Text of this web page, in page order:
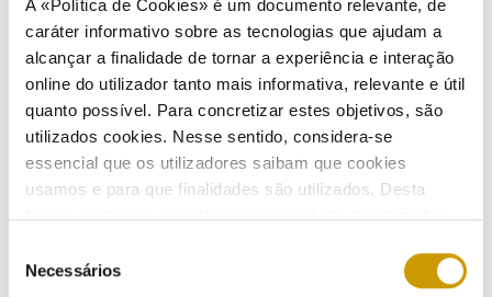
A «Política de Cookies» é um documento relevante, de
caráter informativo sobre as tecnologias que ajudam a
alcançar a finalidade de tornar a experiência e interação
online do utilizador tanto mais informativa, relevante e útil
quanto possível. Para concretizar estes objetivos, são
utilizados cookies. Nesse sentido, considera-se
essencial que os utilizadores saibam que cookies
usamos e para que finalidades são utilizados. Desta
forma, ajudamos a proteger a privacidade do utilizador,
simples possível de usar. Para obter mais informações
Necessários
Diretiva n.º 3/2024, de 16 de janeiro
Aprova as regras de apuramento e imputação do fator de adequação
16/01/2024